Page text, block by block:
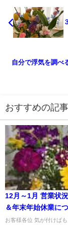
自分で浮気を調べ
おすすめの記事
12月～1月 営業状
＆年末年始休業に
お客様各位 気が付けば